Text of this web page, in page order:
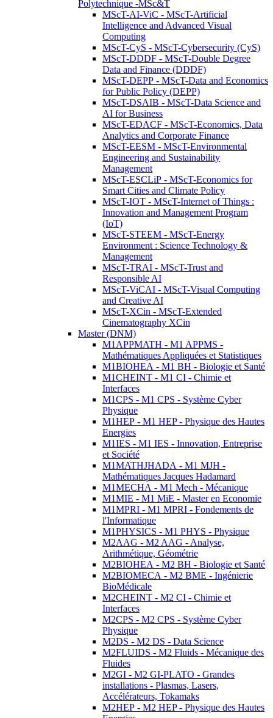
Polytechnique -MSc&T
MScT-AI-ViC - MScT-Artificial
Intelligence and Advanced Visual
Computing
MScT-CyS - MScT-Cybersecurity (CyS)
MScT-DDDF - MScT-Double Degree
Data and Finance (DDDF)
MScT-DEPP - MScT-Data and Economics
for Public Policy (DEPP)
MScT-DSAIB - MScT-Data Science and
AI for Business
MScT-EDACF - MScT-Economics, Data
Analytics and Corporate Finance
MScT-EESM - MScT-Environmental
Engineering and Sustainability
Management
MScT-ESCLiP - MScT-Economics for
Smart Cities and Climate Policy
MScT-IOT - MScT-Internet of Things :
Innovation and Management Program
(IoT)
MScT-STEEM - MScT-Energy
Environment : Science Technology &
Management
MScT-TRAI - MScT-Trust and
Responsible AI
MScT-ViCAI - MScT-Visual Computing
and Creative AI
MScT-XCin - MScT-Extended
Cinematography XCin
Master (DNM)
M1APPMATH - M1 APPMS -
Mathématiques Appliquées et Statistiques
M1BIOHEA - M1 BH - Biologie et Santé
M1CHEINT - M1 CI - Chimie et
Interfaces
M1CPS - M1 CPS - Système Cyber
Physique
M1HEP - M1 HEP - Physique des Hautes
Energies
M1IES - M1 IES - Innovation, Entreprise
et Société
M1MATHJHADA - M1 MJH -
Mathématiques Jacques Hadamard
M1MECHA - M1 Mech - Mécanique
M1MIE - M1 MiE - Master en Economie
M1MPRI - M1 MPRI - Fondements de
l'Informatique
M1PHYSICS - M1 PHYS - Physique
M2AAG - M2 AAG - Analyse,
Arithmétique, Géométrie
M2BIOHEA - M2 BH - Biologie et Santé
M2BIOMECA - M2 BME - Ingénierie
BioMédicale
M2CHEINT - M2 CI - Chimie et
Interfaces
M2CPS - M2 CPS - Système Cyber
Physique
M2DS - M2 DS - Data Science
M2FLUIDS - M2 Fluids - Mécanique des
Fluides
M2GI - M2 GI-PLATO - Grandes
installations - Plasmas, Lasers,
Accélérateurs, Tokamaks
M2HEP - M2 HEP - Physique des Hautes